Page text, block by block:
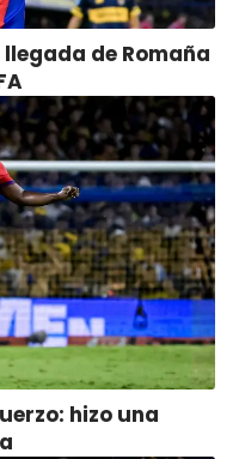
de Romaña
hizo una